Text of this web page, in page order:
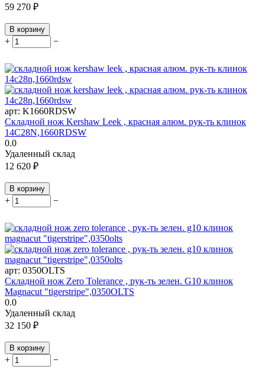
59 270 ₽
В корзину
+ −
арт: K1660RDSW
Складной нож Kershaw Leek , красная алюм. рук-ть клинок
14C28N,1660RDSW
0.0
Удаленный склад
12 620 ₽
В корзину
+ −
арт: 0350OLTS
Складной нож Zero Tolerance , рук-ть зелен. G10 клинок
Magnacut "tigerstripe",0350OLTS
0.0
Удаленный склад
32 150 ₽
В корзину
+ −